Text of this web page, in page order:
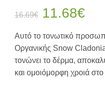
16.69€ Original
price
was:
16.69€.
11.68€
Αυτό το τονωτικό
Οργανικής Snow
τονώνει το δέρμα,
και ομοιόμορφη χροιά